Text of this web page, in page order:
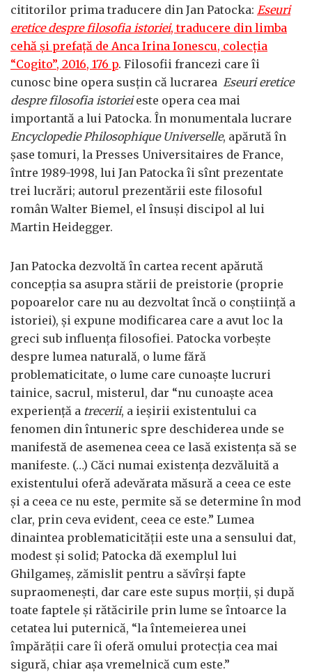
cititorilor prima traducere din Jan Patocka: Eseuri
eretice despre filosofia istoriei, traducere din limba
cehă și prefață de Anca Irina Ionescu, colecția
“Cogito”, 2016, 176 p. Filosofii francezi care îi
cunosc bine opera susțin că lucrarea Eseuri eretice
despre filosofia istorieieste opera cea mai
importantă a lui Patocka. În monumentala lucrare
Encyclopedie Philosophique Universelle, apărută în
șase tomuri, la Presses Universitaires de France,
între 1989-1998, lui Jan Patocka îi sînt prezentate
trei lucrări; autorul prezentării este filosoful
român Walter Biemel, el însuși discipol al lui
Martin Heidegger.
Jan Patocka dezvoltă în cartea recent apărută
concepția sa asupra stării de preistorie (proprie
popoarelor care nu au dezvoltat încă o conștiință a
istoriei), și expune modificarea care a avut loc la
greci sub influența filosofiei. Patocka vorbește
despre lumea naturală, o lume fără
problematicitate, o lume care cunoaște lucruri
tainice, sacrul, misterul, dar “nu cunoaște acea
experiență a trecerii, a ieșirii existentului ca
fenomen din întuneric spre deschiderea unde se
manifestă de asemenea ceea ce lasă existența să se
manifeste. (…) Căci numai existența dezvăluită a
existentului oferă adevărata măsură a ceea ce este
și a ceea ce nu este, permite să se determine în mod
clar, prin ceva evident, ceea ce este.” Lumea
dinaintea problematicității este una a sensului dat,
modest și solid; Patocka dă exemplul lui
Ghilgameș, zămislit pentru a săvîrși fapte
supraomenești, dar care este supus morții, și după
toate faptele și rătăcirile prin lume se întoarce la
cetatea lui puternică, “la întemeierea unei
împărății care îi oferă omului protecția cea mai
sigură, chiar așa vremelnică cum este.”